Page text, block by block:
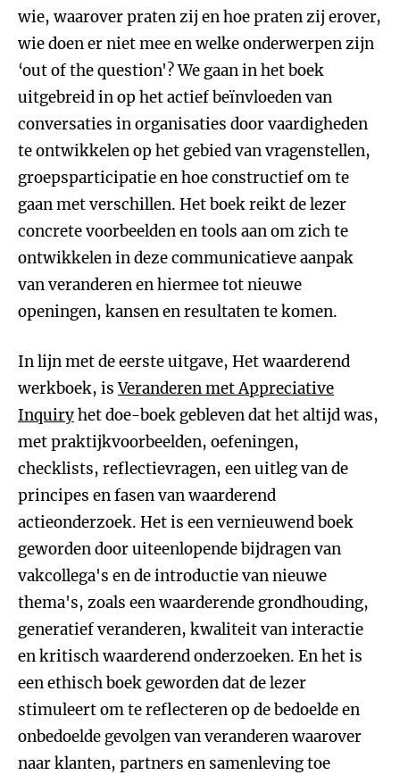
wie, waarover praten zij en hoe praten zij erover,
wie doen er niet mee en welke onderwerpen zijn
‘out of the question'? We gaan in het boek
uitgebreid in op het actief beïnvloeden van
conversaties in organisaties door vaardigheden
te ontwikkelen op het gebied van vragenstellen,
groepsparticipatie en hoe constructief om te
gaan met verschillen. Het boek reikt de lezer
concrete voorbeelden en tools aan om zich te
ontwikkelen in deze communicatieve aanpak
van veranderen en hiermee tot nieuwe
openingen, kansen en resultaten te komen.
In lijn met de eerste uitgave, Het waarderend
werkboek, isVeranderen met Appreciative
Inquiryhet doe-boek gebleven dat het altijd was,
met praktijkvoorbeelden, oefeningen,
checklists, reflectievragen, een uitleg van de
principes en fasen van waarderend
actieonderzoek. Het is een vernieuwend boek
geworden door uiteenlopende bijdragen van
vakcollega's en de introductie van nieuwe
thema's, zoals een waarderende grondhouding,
generatief veranderen, kwaliteit van interactie
en kritisch waarderend onderzoeken. En het is
een ethisch boek geworden dat de lezer
stimuleert om te reflecteren op de bedoelde en
onbedoelde gevolgen van veranderen waarover
naar klanten, partners en samenleving toe